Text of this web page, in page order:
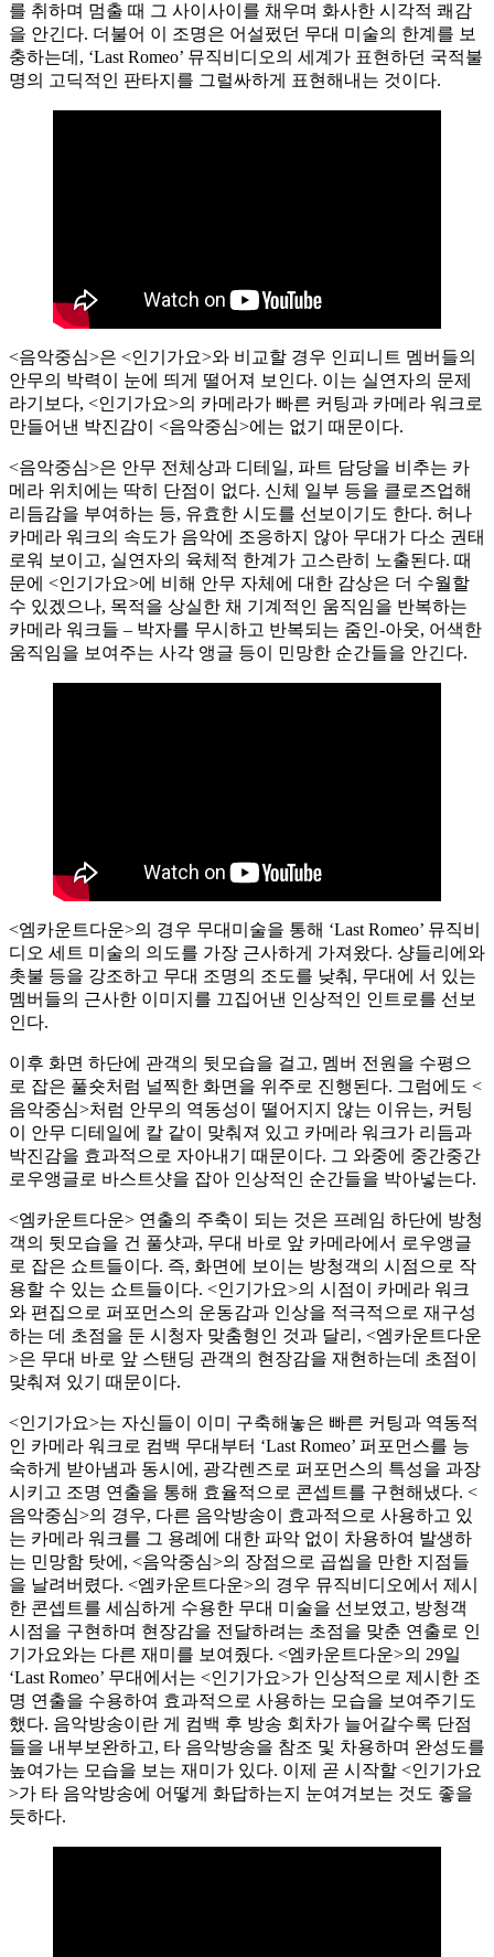
를 취하며 멈출 때 그 사이사이를 채우며 화사한 시각적 쾌감
을 안긴다. 더불어 이 조명은 어설펐던 무대 미술의 한계를 보
충하는데, ‘Last Romeo’ 뮤직비디오의 세계가 표현하던 국적불
명의 고딕적인 판타지를 그럴싸하게 표현해내는 것이다.
<음악중심>은 <인기가요>와 비교할 경우 인피니트 멤버들의
안무의 박력이 눈에 띄게 떨어져 보인다. 이는 실연자의 문제
라기보다, <인기가요>의 카메라가 빠른 커팅과 카메라 워크로
만들어낸 박진감이 <음악중심>에는 없기 때문이다.
<음악중심>은 안무 전체상과 디테일, 파트 담당을 비추는 카
메라 위치에는 딱히 단점이 없다. 신체 일부 등을 클로즈업해
리듬감을 부여하는 등, 유효한 시도를 선보이기도 한다. 허나
카메라 워크의 속도가 음악에 조응하지 않아 무대가 다소 권태
로워 보이고, 실연자의 육체적 한계가 고스란히 노출된다. 때
문에 <인기가요>에 비해 안무 자체에 대한 감상은 더 수월할
수 있겠으나, 목적을 상실한 채 기계적인 움직임을 반복하는
카메라 워크들 – 박자를 무시하고 반복되는 줌인-아웃, 어색한
움직임을 보여주는 사각 앵글 등이 민망한 순간들을 안긴다.
<엠카운트다운>의 경우 무대미술을 통해 ‘Last Romeo’ 뮤직비
디오 세트 미술의 의도를 가장 근사하게 가져왔다. 샹들리에와
촛불 등을 강조하고 무대 조명의 조도를 낮춰, 무대에 서 있는
멤버들의 근사한 이미지를 끄집어낸 인상적인 인트로를 선보
인다.
이후 화면 하단에 관객의 뒷모습을 걸고, 멤버 전원을 수평으
로 잡은 풀숏처럼 널찍한 화면을 위주로 진행된다. 그럼에도 <
음악중심>처럼 안무의 역동성이 떨어지지 않는 이유는, 커팅
이 안무 디테일에 칼 같이 맞춰져 있고 카메라 워크가 리듬과
박진감을 효과적으로 자아내기 때문이다. 그 와중에 중간중간
로우앵글로 바스트샷을 잡아 인상적인 순간들을 박아넣는다.
<엠카운트다운> 연출의 주축이 되는 것은 프레임 하단에 방청
객의 뒷모습을 건 풀샷과, 무대 바로 앞 카메라에서 로우앵글
로 잡은 쇼트들이다. 즉, 화면에 보이는 방청객의 시점으로 작
용할 수 있는 쇼트들이다. <인기가요>의 시점이 카메라 워크
와 편집으로 퍼포먼스의 운동감과 인상을 적극적으로 재구성
하는 데 초점을 둔 시청자 맞춤형인 것과 달리, <엠카운트다운
>은 무대 바로 앞 스탠딩 관객의 현장감을 재현하는데 초점이
맞춰져 있기 때문이다.
<인기가요>는 자신들이 이미 구축해놓은 빠른 커팅과 역동적
인 카메라 워크로 컴백 무대부터 ‘Last Romeo’ 퍼포먼스를 능
숙하게 받아냄과 동시에, 광각렌즈로 퍼포먼스의 특성을 과장
시키고 조명 연출을 통해 효율적으로 콘셉트를 구현해냈다. <
음악중심>의 경우, 다른 음악방송이 효과적으로 사용하고 있
는 카메라 워크를 그 용례에 대한 파악 없이 차용하여 발생하
는 민망함 탓에, <음악중심>의 장점으로 곱씹을 만한 지점들
을 날려버렸다. <엠카운트다운>의 경우 뮤직비디오에서 제시
한 콘셉트를 세심하게 수용한 무대 미술을 선보였고, 방청객
시점을 구현하며 현장감을 전달하려는 초점을 맞춘 연출로 인
기가요와는 다른 재미를 보여줬다. <엠카운트다운>의 29일
‘Last Romeo’ 무대에서는 <인기가요>가 인상적으로 제시한 조
명 연출을 수용하여 효과적으로 사용하는 모습을 보여주기도
했다. 음악방송이란 게 컴백 후 방송 회차가 늘어갈수록 단점
들을 내부보완하고, 타 음악방송을 참조 및 차용하며 완성도를
높여가는 모습을 보는 재미가 있다. 이제 곧 시작할 <인기가요
>가 타 음악방송에 어떻게 화답하는지 눈여겨보는 것도 좋을
듯하다.